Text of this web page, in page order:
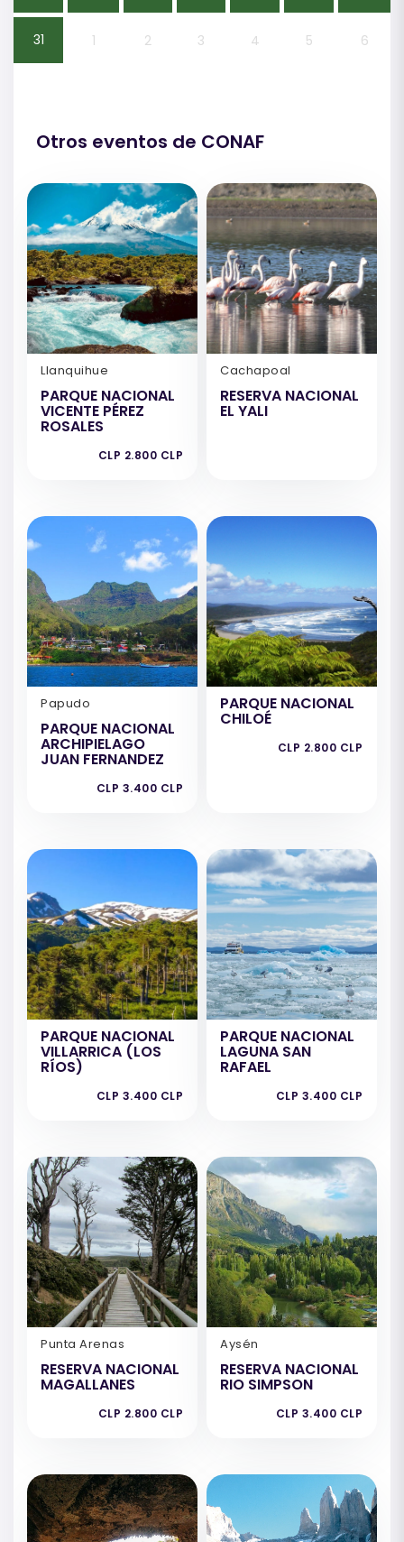
31 1 2 3 4 5 6
Otros eventos de CONAF
Llanquihue
PARQUE NACIONAL
VICENTE PÉREZ
ROSALES
CLP 2.800 CLP
Cachapoal
RESERVA NACIONAL
EL YALI
Papudo
PARQUE NACIONAL
ARCHIPIELAGO
JUAN FERNANDEZ
CLP 3.400 CLP
PARQUE NACIONAL
CHILOÉ
CLP 2.800 CLP
PARQUE NACIONAL
VILLARRICA (LOS
RÍOS)
CLP 3.400 CLP
PARQUE NACIONAL
LAGUNA SAN
RAFAEL
CLP 3.400 CLP
Punta Arenas
RESERVA NACIONAL
MAGALLANES
CLP 2.800 CLP
Aysén
RESERVA NACIONAL
RIO SIMPSON
CLP 3.400 CLP